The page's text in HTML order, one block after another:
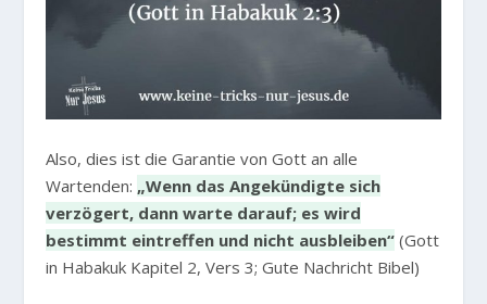
Also, dies ist die Garantie von Gott an alle
Wartenden: „Wenn das Angekündigte sich
verzögert, dann warte darauf; es wird
bestimmt eintreffen und nicht ausbleiben“ (Gott
in Habakuk Kapitel 2, Vers 3; Gute Nachricht Bibel)